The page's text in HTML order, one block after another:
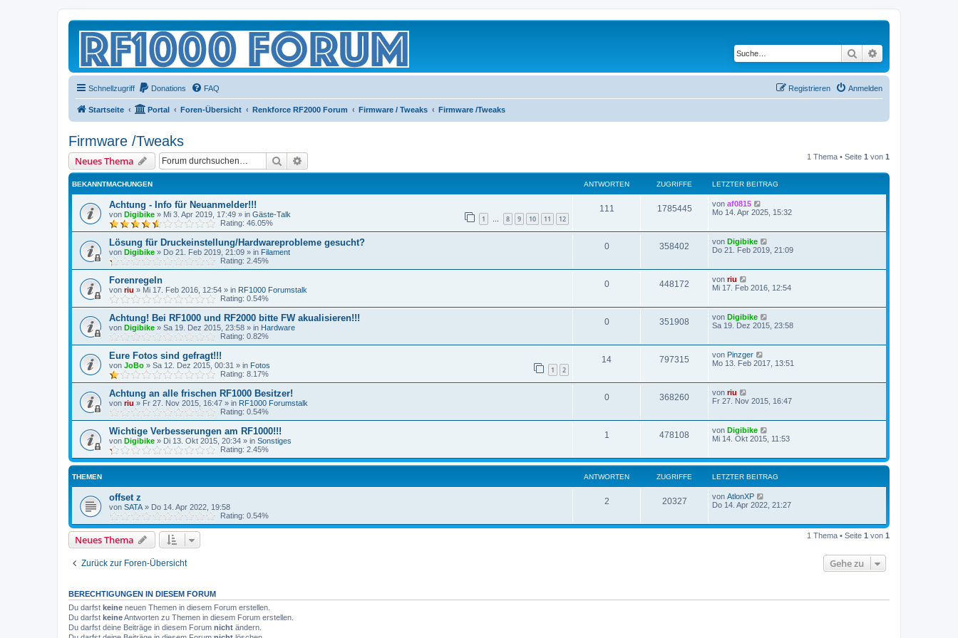
Suche
Schnellzugriff Donations FAQ Anmelden
Registrieren
Startseite Portal Foren-Übersicht Renkforce RF2000 Forum Firmware / Tweaks Firmware /Tweaks
Firmware /Tweaks
Neues Thema Suche 1 Thema • Seite 1 von 1
BEKANNTMACHUNGEN ANTWORTEN ZUGRIFFE LETZTER BEITRAG
Achtung - Info für Neuanmelder!!!
von Digibike » Mi 3. Apr 2019, 17:49 » in Gäste-Talk 1 … 8 9 10 11 12
Rating: 46.05%
111 1785445 von af0815
Mo 14. Apr 2025, 15:32
Lösung für Druckeinstellung/Hardwareprobleme gesucht?
von Digibike » Do 21. Feb 2019, 21:09 » in Filament
Rating: 2.45%
0 358402 von Digibike
Do 21. Feb 2019, 21:09
Forenregeln
von riu » Mi 17. Feb 2016, 12:54 » in RF1000 Forumstalk
Rating: 0.54%
0 448172 von riu
Mi 17. Feb 2016, 12:54
Achtung! Bei RF1000 und RF2000 bitte FW akualisieren!!!
von Digibike » Sa 19. Dez 2015, 23:58 » in Hardware
Rating: 0.82%
0 351908 von Digibike
Sa 19. Dez 2015, 23:58
Eure Fotos sind gefragt!!!
von JoBo » Sa 12. Dez 2015, 00:31 » in Fotos 1 2
Rating: 8.17%
14 797315 von Pinzger
Mo 13. Feb 2017, 13:51
Achtung an alle frischen RF1000 Besitzer!
von riu » Fr 27. Nov 2015, 16:47 » in RF1000 Forumstalk
Rating: 0.54%
0 368260 von riu
Fr 27. Nov 2015, 16:47
Wichtige Verbesserungen am RF1000!!!
von Digibike » Di 13. Okt 2015, 20:34 » in Sonstiges
Rating: 2.45%
1 478108 von Digibike
Mi 14. Okt 2015, 11:53
THEMEN ANTWORTEN ZUGRIFFE LETZTER BEITRAG
offset z
von SATA » Do 14. Apr 2022, 19:58
Rating: 0.54%
2 20327 von AtlonXP
Do 14. Apr 2022, 21:27
Neues Thema 1 Thema • Seite 1 von 1
Zurück zur Foren-Übersicht Gehe zu
BERECHTIGUNGEN IN DIESEM FORUM
Du darfst keine neuen Themen in diesem Forum erstellen.
Du darfst keineAntworten zu Themen in diesem Forum erstellen.
Du darfst deine Beiträge in diesem Forum nicht ändern.